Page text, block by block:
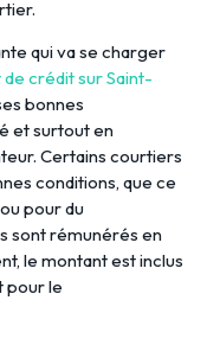
qui va se charger
crédit sur Saint-
bonnes
et surtout en
Certains courtiers
conditions, que ce
pour du
sont rémunérés en
le montant est inclus
pour le